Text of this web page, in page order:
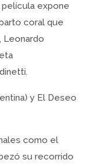
película expone
coral que
Leonardo
y El Deseo
como el
su recorrido